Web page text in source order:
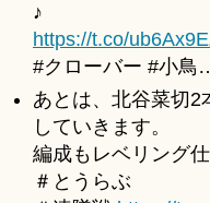
♪
https://t.co/
#クローバー #小鳥
あとは、北谷菜切2
していきます。
編成もレベリング
＃とうらぶ